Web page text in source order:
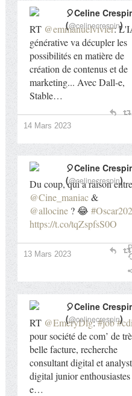
RT @emmanuelvivier:
générative va décupler les
possibilités en matière de
création de contenus et de
marketing... Avec Dall-e,
Stable…
🎈Celine
(@celinecrespin)
14 Mars 2023
Du coup, qui a raison entre
@Cine_maniac&
@allocine ? 😂
https://t.co/tqZspfsS0O
🎈Celine
(@celinecrespin)
13 Mars 2023
RT @EmeryDlg:#job#cdi
pour société de com’ de
belle facture, recherche
consultant digital et
digital junior enthousiastes
e…
🎈Celine
(@celinecrespin)